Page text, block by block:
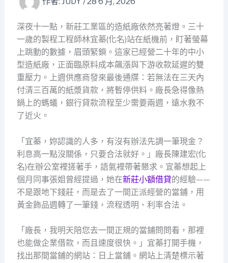
深夜十一點，新莊工業區的造紙廠依然亮著燈。三十
一歲的製程工程師林宜蓁(化名)站在紙機前，盯著螢幕
上跳動的數據，眉頭緊鎖。這家已經營二十年的中小
型造紙廠，正面臨原料成本飆漲與下游收款延遲的雙
重壓力。上週供應商發來最後通牒：若無法在三天內
付清三百萬的紙漿貨款，將暫停供料。廠長急得像熱
鍋上的螞蟻，銀行貸款流程至少需要兩週，遠水救不
了近火。
「宜蓁，妳認識的人多，有沒有辦法先調一筆現金？
利息高一點沒關係，只要合法就好。」廠長陳建宏(化
名)在辦公室裡搓著手，語氣裡帶著懇求。宜蓁想起上
個月同事張姐曾經提過，她在新莊小額借貸的經驗——
不是跟地下錢莊，而是去了一間正派經營的當鋪，用
黃金飾品週轉了一筆錢，流程透明、利率合法。
「廠長，我明天陪您去一間正規的當鋪問問看，那裡
也能做企業借款，而且速度很快。」宜蓁打開手機，
找出那間當鋪的網站：日上當鋪。網站上清楚標示著